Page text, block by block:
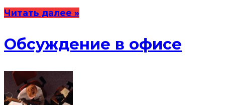
Читать далее »
Обсуждение в офисе